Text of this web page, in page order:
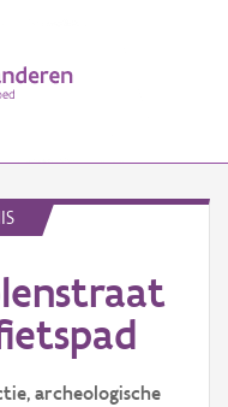
archeologische